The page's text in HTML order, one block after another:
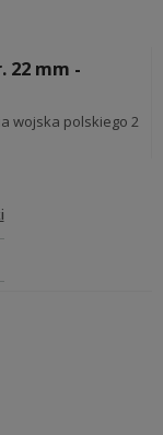
22 mm -
wojska polskiego 2